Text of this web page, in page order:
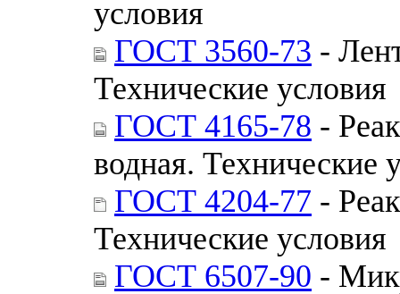
условия
ГОСТ 3560-73 -
Технические условия
ГОСТ 4165-78 -
водная. Технические
ГОСТ 4204-77 -
Технические условия
ГОСТ 6507-90 -